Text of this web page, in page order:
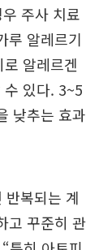
주사 치료
루 알레르기
알레르겐
수 있다. 3~5
낮추는 효과
반복되는 계
고 꾸준히 관